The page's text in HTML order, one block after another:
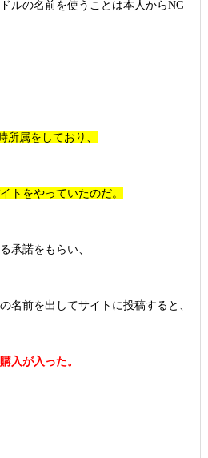
ルの名前を使うことは本人からNG
所属をしており、
トをやっていたのだ。
承諾をもらい、
名前を出してサイトに投稿すると、
入が入った。